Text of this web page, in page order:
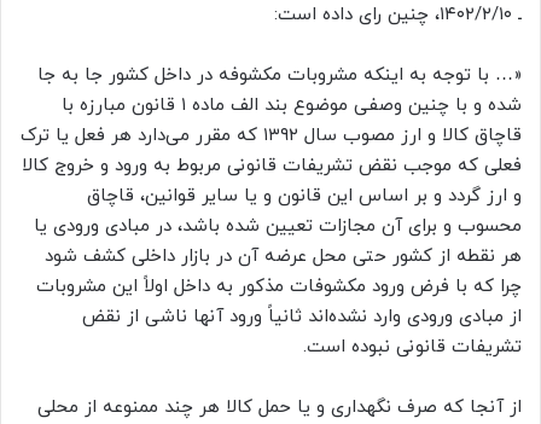
ـ ۱۴۰۲/۲/۱۰، چنین رای داده است:
«… با توجه به اینکه مشروبات مکشوفه در داخل کشور جا به جا
شده و با چنین وصفی موضوع بند الف ماده ۱ قانون مبارزه با
قاچاق کالا و ارز مصوب سال ۱۳۹۲ که مقرر می‌دارد هر فعل یا ترک
فعلی که موجب نقض تشریفات قانونی مربوط به ورود و خروج کالا
و ارز گردد و بر اساس این قانون و یا سایر قوانین، قاچاق
محسوب و برای آن مجازات تعیین شده باشد، در مبادی ورودی یا
هر نقطه از کشور حتی محل عرضه آن در بازار داخلی کشف شود
چرا که با فرض ورود مکشوفات مذکور به داخل اولاً این مشروبات
از مبادی ورودی وارد نشده‌اند ثانیاً ورود آنها ناشی از نقض
تشریفات قانونی نبوده است.
از آنجا که صرف نگهداری و یا حمل کالا هر چند ممنوعه از محلی